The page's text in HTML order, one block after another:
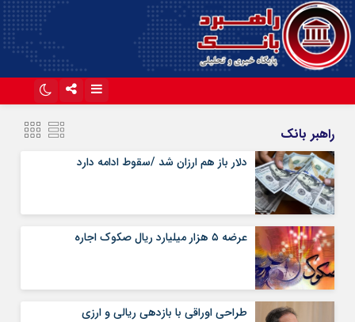
آپارات
راهبر بانک
دلار باز هم ارزان شد /سقوط ادامه دارد
عرضه ۵ هزار میلیارد ریال صکوک اجاره
طراحی اوراقی با بازدهی ریالی و ارزی